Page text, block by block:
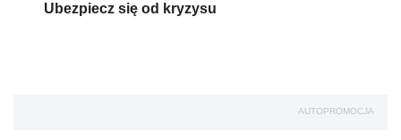
Ubezpiecz się od kryzysu
AUTOPROMOCJA